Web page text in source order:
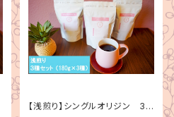
【浅煎り】シングルオリジン 3